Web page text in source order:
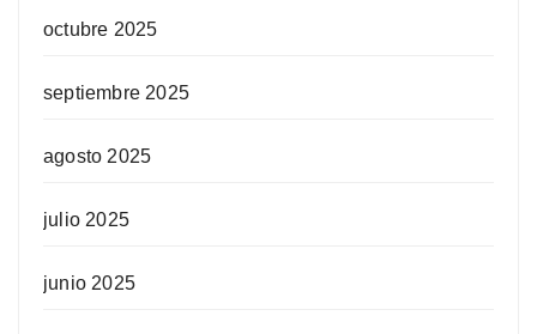
octubre 2025
septiembre 2025
agosto 2025
julio 2025
junio 2025